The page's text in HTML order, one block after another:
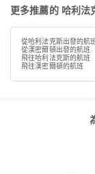
更多推薦的 哈利法
從哈利法克斯出發的航
從漢密爾頓出發的航班
飛往哈利法克斯的航班
飛往漢密爾頓的航班